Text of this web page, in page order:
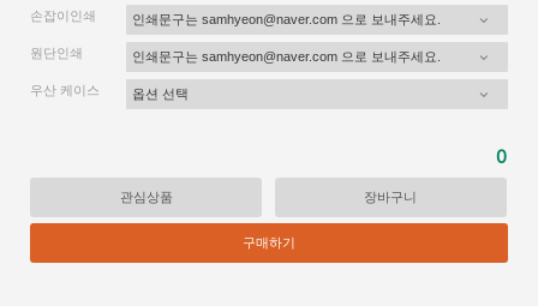
손잡이인쇄
원단인쇄
우산 케이스
0
관심상품 장바구니
구매하기